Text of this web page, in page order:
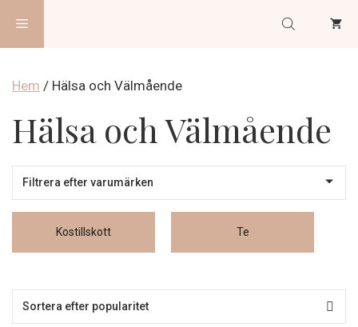
innehåll
Meny
Hem / Hälsa och Välmående
Hälsa och Välmående
Kostillskott Te